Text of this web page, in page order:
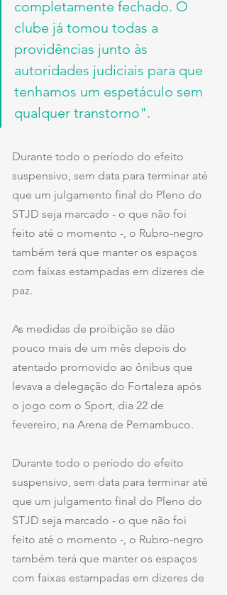
completamente fechado. O
clube já tomou todas a
providências junto às
autoridades judiciais para que
tenhamos um espetáculo sem
qualquer transtorno".
Durante todo o período do efeito
suspensivo, sem data para terminar até
que um julgamento final do Pleno do
STJD seja marcado - o que não foi
feito até o momento -, o Rubro-negro
também terá que manter os espaços
com faixas estampadas em dizeres de
paz.
As medidas de proibição se dão
pouco mais de um mês depois do
atentado promovido ao ônibus que
levava a delegação do Fortaleza após
o jogo com o Sport, dia 22 de
fevereiro, na Arena de Pernambuco.
Durante todo o período do efeito
suspensivo, sem data para terminar até
que um julgamento final do Pleno do
STJD seja marcado - o que não foi
feito até o momento -, o Rubro-negro
também terá que manter os espaços
com faixas estampadas em dizeres de